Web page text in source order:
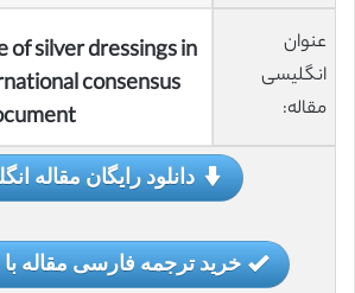
عنوان
انگلیسی
مقاله:
silver dressings in
consensus
دانلود رایگان مقاله
خرید ترجمه فارسی مقاله